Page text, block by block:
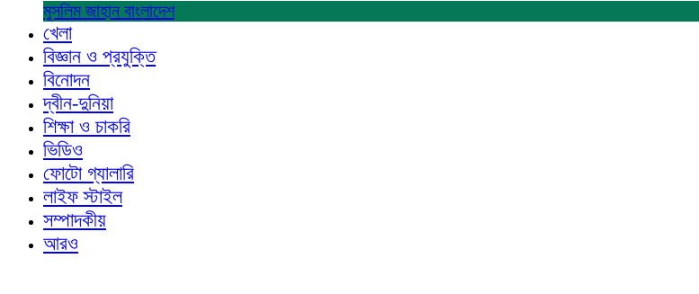
মুসলিম জাহান বাংলাদেশ
খেলা
বিজ্ঞান ও প্রযুক্তি
বিনোদন
দ্বীন-দুনিয়া
শিক্ষা ও চাকরি
ভিডিও
ফোটো গ্যালারি
লাইফ স্টাইল
সম্পাদকীয়
আরও